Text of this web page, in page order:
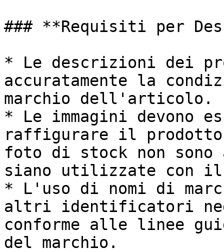
### **Requisiti per
* Le descrizioni dei
accuratamente la
marchio dell'articolo.
* Le immagini devono
raffigurare il
foto di stock non sono
siano utilizzate con il
* L'uso di nomi di
altri identificatori
conforme alle linee
del marchio.